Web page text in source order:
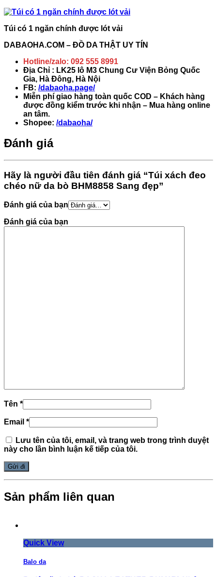
Túi có 1 ngăn chính được lót vải
DABAOHA.COM – ĐỒ DA THẬT UY TÍN
Hotline/zalo: 092 555 8991
Địa Chỉ : LK25 lô M3 Chung Cư Viện Bỏng Quốc
Gia, Hà Đông, Hà Nội
FB: /dabaoha.page/
Miễn phí giao hàng toàn quốc COD – Khách hàng
được đồng kiểm trước khi nhận – Mua hàng online
an tâm.
Shopee: /dabaoha/
Đánh giá
Hãy là người đầu tiên đánh giá “Túi xách đeo
chéo nữ da bò BHM8858 Sang đẹp”
Đánh giá của bạn
Đánh giá của bạn
Tên *
Email *
Lưu tên của tôi, email, và trang web trong trình duyệt
này cho lần bình luận kế tiếp của tôi.
Sản phẩm liên quan
Quick View
Balo da